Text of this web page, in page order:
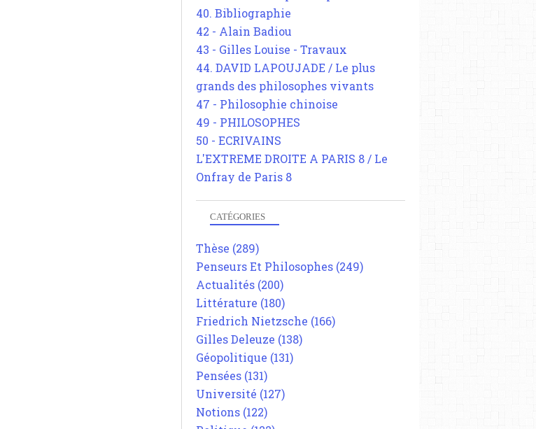
40. Bibliographie
42 - Alain Badiou
43 - Gilles Louise - Travaux
44. DAVID LAPOUJADE / Le plus
grands des philosophes vivants
47 - Philosophie chinoise
49 - PHILOSOPHES
50 - ECRIVAINS
L'EXTREME DROITE A PARIS 8 / Le
Onfray de Paris 8
CATÉGORIES
Thèse (289)
Penseurs Et Philosophes (249)
Actualités (200)
Littérature (180)
Friedrich Nietzsche (166)
Gilles Deleuze (138)
Géopolitique (131)
Pensées (131)
Université (127)
Notions (122)